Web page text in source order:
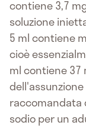
contiene 3,7
soluzione
5 ml contiene
cioè
ml contiene 37
raccomandata
sodio per un